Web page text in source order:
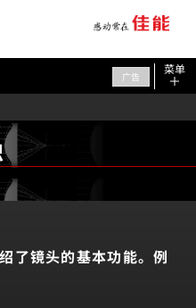
广告
菜单
了镜头的基本功能。例